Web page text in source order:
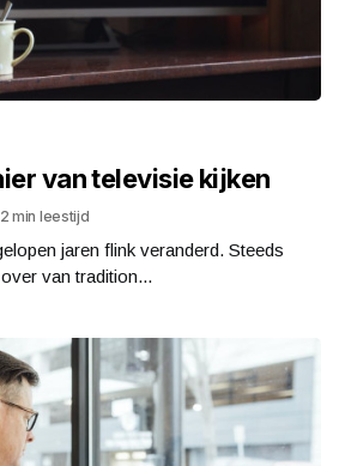
van televisie kijken
2 min leestijd
jaren flink veranderd. Steeds
van tradition...